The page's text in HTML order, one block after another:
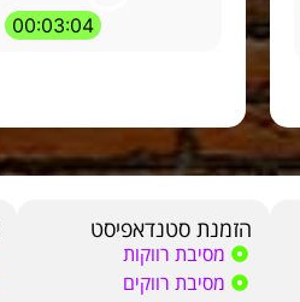
00:03:04
הזמנת סטנדאפיסט
מסיבת רווקות
מסיבת רווקים